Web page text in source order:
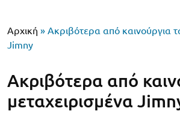
Αρχική » Ακριβότερα από καινούργια
Jimny
Ακριβότερα από
μεταχειρισμένα